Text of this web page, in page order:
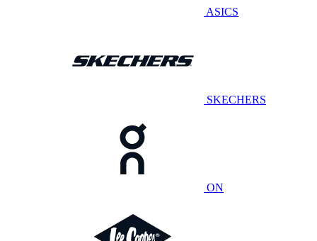
ASICS
SKECHERS
ON